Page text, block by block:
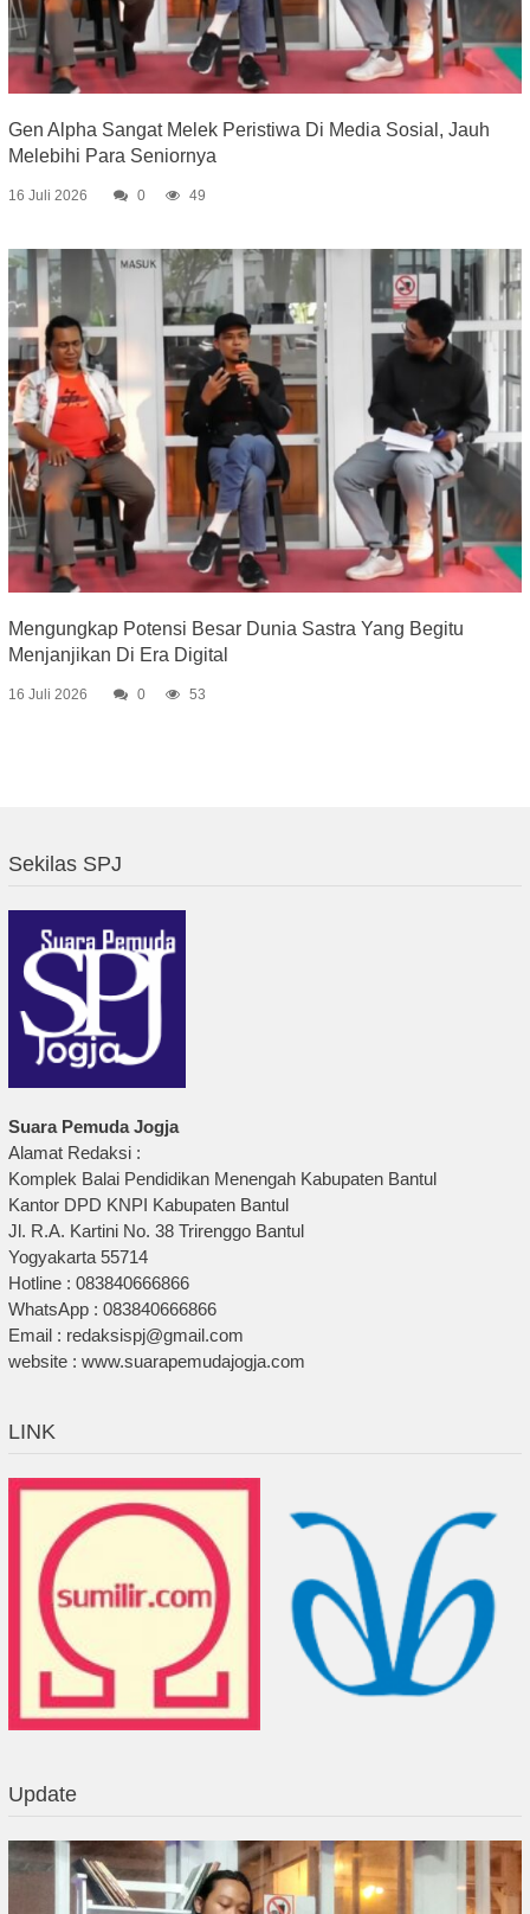
Gen Alpha Sangat Melek Peristiwa Di Media Sosial, Jauh
Melebihi Para Seniornya
16 Juli 2026 0 49
Mengungkap Potensi Besar Dunia Sastra Yang Begitu
Menjanjikan Di Era Digital
16 Juli 2026 0 53
Sekilas SPJ
Suara Pemuda Jogja
Alamat Redaksi :
Komplek Balai Pendidikan Menengah Kabupaten Bantul
Kantor DPD KNPI Kabupaten Bantul
Jl. R.A. Kartini No. 38 Trirenggo Bantul
Yogyakarta 55714
Hotline : 083840666866
WhatsApp : 083840666866
Email : redaksispj@gmail.com
website : www.suarapemudajogja.com
LINK
Update